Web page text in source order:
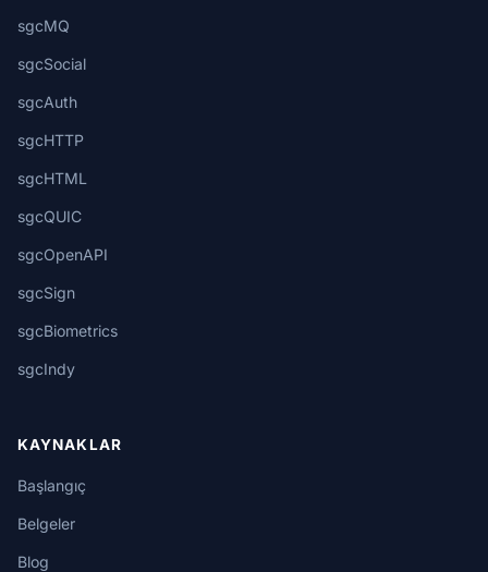
sgcMQ
sgcSocial
sgcAuth
sgcHTTP
sgcHTML
sgcQUIC
sgcOpenAPI
sgcSign
sgcBiometrics
sgcIndy
KAYNAKLAR
Başlangıç
Belgeler
Blog